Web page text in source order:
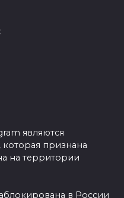
являются
признана
на территории
в России